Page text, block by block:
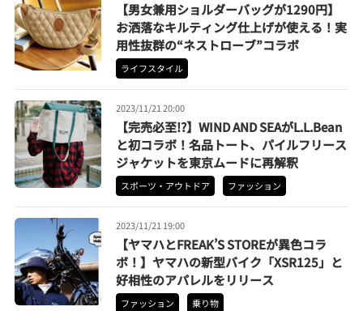
【男女兼用ショルダーバッグが1290円】
お洒落なキルティング仕上げが使える！実
用性抜群の“ネストローブ”コラボ
ライフスタイル
2023/11/21 20:00
【完売必至!?】WIND AND SEAがL.L.Bean
と初コラボ！名品トート、パイルフリース
ジャケットを東京ムードに再解釈
スポーツ・アウトドア ファッション
2023/11/21 19:00
【ヤマハとFREAK’S STOREが異色コラ
ボ！】ヤマハの新型バイク「XSR125」と
好相性のアパレルをリリース
ファッション 乗り物